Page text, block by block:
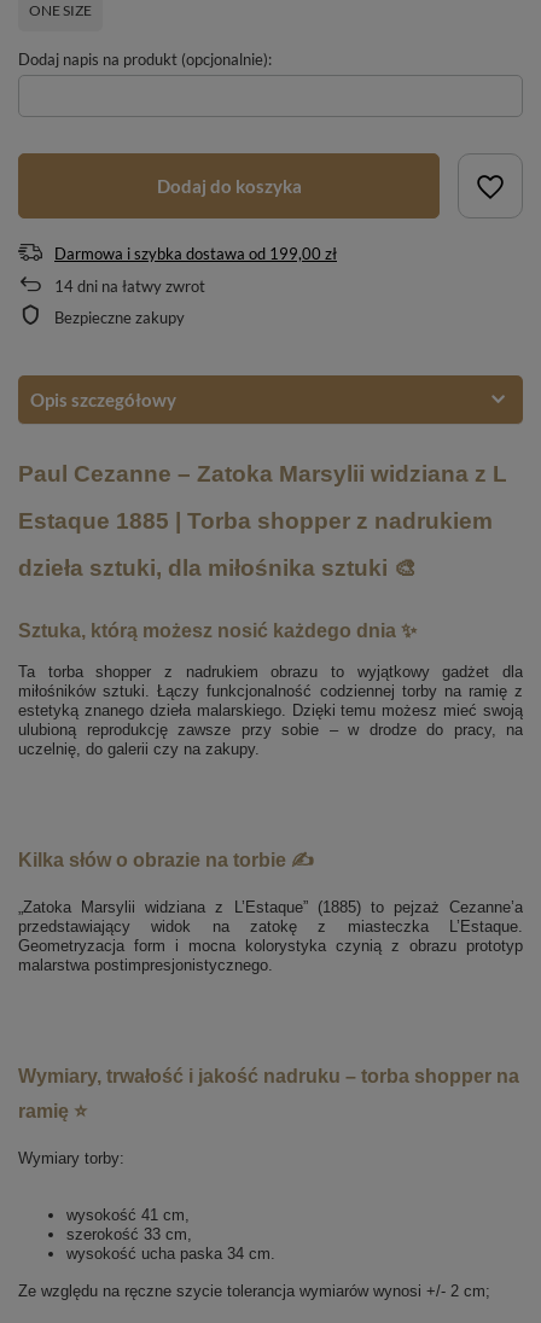
ONE SIZE
Dodaj napis na produkt (opcjonalnie):
Dodaj do koszyka
Darmowa i szybka dostawa od 199,00 zł
14dni na łatwy zwrot
Bezpieczne zakupy
Opis szczegółowy
Paul Cezanne – Zatoka Marsylii widziana z L​ ​
Estaque​ 1885​ | Torba shopper z nadrukiem
dzieła sztuki, dla miłośnika sztuki 🎨
Sztuka, którą możesz nosić każdego dnia ✨
Ta torba shopper z nadrukiem obrazu to wyjątkowy gadżet dla
miłośników sztuki. Łączy funkcjonalność codziennej torby na ramię z
estetyką znanego dzieła malarskiego. Dzięki temu możesz mieć swoją
ulubioną reprodukcję zawsze przy sobie – w drodze do pracy, na
uczelnię, do galerii czy na zakupy.
Kilka słów o obrazie na torbie ✍️
„Zatoka Marsylii widziana z L’Estaque” (1885) to pejzaż Cezanne’a
przedstawiający widok na zatokę z miasteczka L’Estaque.
Geometryzacja form i mocna kolorystyka czynią z obrazu prototyp
malarstwa postimpresjonistycznego.
Wymiary, trwałość i jakość nadruku – torba shopper na
ramię ⭐
Wymiary torby:
wysokość 41 cm,
szerokość 33 cm,
wysokość ucha paska 34 cm.
Ze względu na ręczne szycie tolerancja wymiarów wynosi +/- 2 cm;